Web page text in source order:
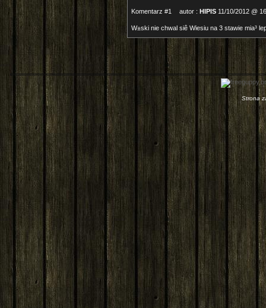
Komentarz #1 autor : HIPIS 11/10/2012 @
W±ski nie chwal siê Wiesiu na 3 stawie mia³
Strona